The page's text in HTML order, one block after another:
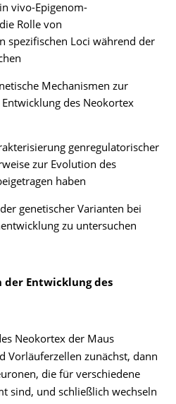
vivo-Epigenom-
Rolle von
spezifischen Loci während der
Mechanismen zur
des Neokortex
genregulatorischer
zur Evolution des
haben
genetischer Varianten bei
zu untersuchen
der Entwicklung des
Neokortex der Maus
Vorläuferzellen zunächst, dann
die für verschiedene
sind, und schließlich wechseln